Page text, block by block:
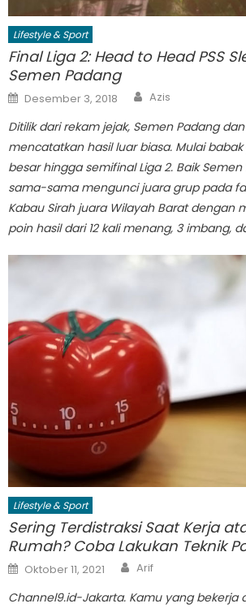
Lifestyle & Sport
Final Liga 2: Head to Head PSS
Semen Padang
Posted
on
Desember 3, 2018 Author
Azis
Ditilik dari rekam jejak, Semen Padang
mencatatkan hasil luar biasa. Mulai
besar hingga semifinal Liga 2. Baik Semen
sama-sama mengunci juara grup pada
Kabau Sirah juara Wilayah Barat dengan
poin hasil dari 12 kali menang, 3 imbang,
Lifestyle & Sport
Sering Terdistraksi Saat Kerja
Rumah? Coba Lakukan Teknik
Posted
on
Oktober 11, 2021 Author
Arif
Channel9.id-Jakarta. Kamu yang bekerja